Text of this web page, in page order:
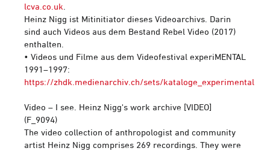
lcva.co.uk.
Heinz Nigg ist Mitinitiator dieses Videoarchivs. Darin
sind auch Videos aus dem Bestand Rebel Video (2017)
enthalten.
• Videos und Filme aus dem Videofestival experiMENTAL
1991–1997:
https://zhdk.medienarchiv.ch/sets/kataloge_experimental
Video – I see. Heinz Nigg's work archive [VIDEO]
(F_9094)
The video collection of anthropologist and community
artist Heinz Nigg comprises 269 recordings. They were